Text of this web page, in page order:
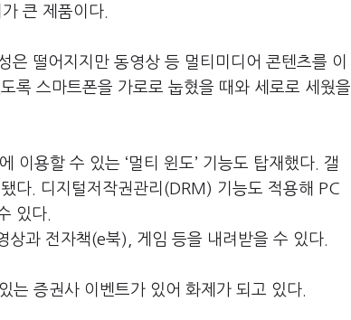
큰 제품이다.
떨어지지만 동영상 등 멀티미디어 콘텐츠를 이
록 스마트폰을 가로로 눕혔을 때와 세로로 세웠을
이용할 수 있는 ‘멀티 윈도’ 기능도 탑재했다. 갤
다. 디지털저작권관리(DRM) 기능도 적용해 PC
있다.
상과 전자책(e북), 게임 등을 내려받을 수 있다.
는 증권사 이벤트가 있어 화제가 되고 있다.